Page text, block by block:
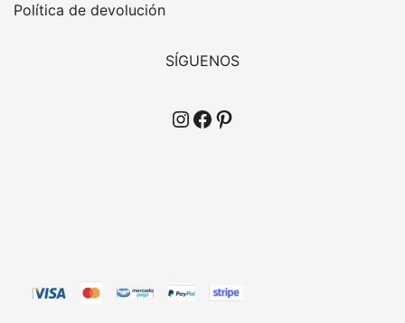
Política de devolución
SÍGUENOS
Instagram
Facebook
Pinterest